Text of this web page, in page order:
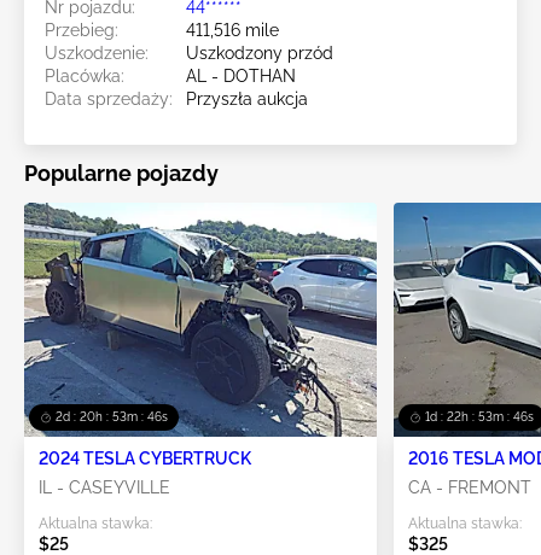
Nr pojazdu:
44******
Przebieg:
411,516 mile
Uszkodzenie:
Uszkodzony przód
Placówka:
AL - DOTHAN
Data sprzedaży:
Przyszła aukcja
Popularne pojazdy
2d : 20h : 53m : 43s
2024 TESLA CYBERTRUCK
IL - CASEYVILLE
Aktualna stawka:
$25
1d : 22h : 53m : 43s
2016 TESLA
CA - FREMONT
Aktualna stawka:
$325